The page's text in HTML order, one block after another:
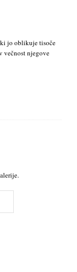
ki jo oblikuje tisoče
večnost njegove